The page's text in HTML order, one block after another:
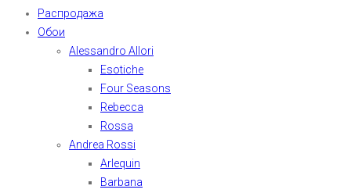
Распродажа
Обои
Alessandro Allori
Esotiche
Four Seasons
Rebecca
Rossa
Andrea Rossi
Arlequin
Barbana